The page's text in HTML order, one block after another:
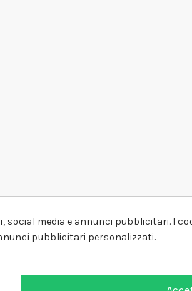
media e annunci pubblicitari. I
pubblicitari personalizzati.